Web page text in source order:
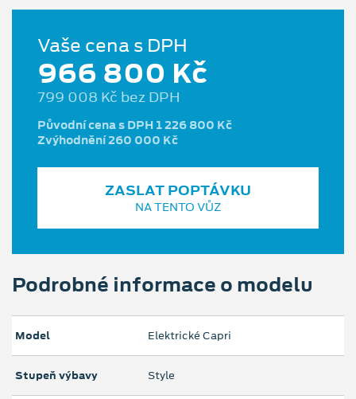
Vaše cena s DPH
966 800 Kč
799 008 Kč bez DPH
Původní cena s DPH 1 226 800 Kč
Zvýhodnění 260 000 Kč
ZASLAT POPTÁVKU
NA TENTO VŮZ
Podrobné informace o modelu
Model Elektrické Capri
Stupeň výbavy Style